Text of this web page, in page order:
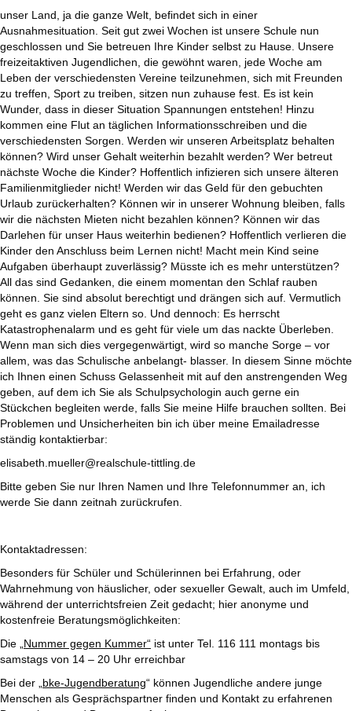
unser Land, ja die ganze Welt, befindet sich in einer
Ausnahmesituation. Seit gut zwei Wochen ist unsere Schule nun
geschlossen und Sie betreuen Ihre Kinder selbst zu Hause. Unsere
freizeitaktiven Jugendlichen, die gewöhnt waren, jede Woche am
Leben der verschiedensten Vereine teilzunehmen, sich mit Freunden
zu treffen, Sport zu treiben, sitzen nun zuhause fest. Es ist kein
Wunder, dass in dieser Situation Spannungen entstehen! Hinzu
kommen eine Flut an täglichen Informationsschreiben und die
verschiedensten Sorgen. Werden wir unseren Arbeitsplatz behalten
können? Wird unser Gehalt weiterhin bezahlt werden? Wer betreut
nächste Woche die Kinder? Hoffentlich infizieren sich unsere älteren
Familienmitglieder nicht! Werden wir das Geld für den gebuchten
Urlaub zurückerhalten? Können wir in unserer Wohnung bleiben, falls
wir die nächsten Mieten nicht bezahlen können? Können wir das
Darlehen für unser Haus weiterhin bedienen? Hoffentlich verlieren die
Kinder den Anschluss beim Lernen nicht! Macht mein Kind seine
Aufgaben überhaupt zuverlässig? Müsste ich es mehr unterstützen?
All das sind Gedanken, die einem momentan den Schlaf rauben
können. Sie sind absolut berechtigt und drängen sich auf. Vermutlich
geht es ganz vielen Eltern so. Und dennoch: Es herrscht
Katastrophenalarm und es geht für viele um das nackte Überleben.
Wenn man sich dies vergegenwärtigt, wird so manche Sorge – vor
allem, was das Schulische anbelangt- blasser. In diesem Sinne möchte
ich Ihnen einen Schuss Gelassenheit mit auf den anstrengenden Weg
geben, auf dem ich Sie als Schulpsychologin auch gerne ein
Stückchen begleiten werde, falls Sie meine Hilfe brauchen sollten. Bei
Problemen und Unsicherheiten bin ich über meine Emailadresse
ständig kontaktierbar:
elisabeth.mueller@realschule-tittling.de
Bitte geben Sie nur Ihren Namen und Ihre Telefonnummer an, ich
werde Sie dann zeitnah zurückrufen.
Kontaktadressen:
Besonders für Schüler und Schülerinnen bei Erfahrung, oder
Wahrnehmung von häuslicher, oder sexueller Gewalt, auch im Umfeld,
während der unterrichtsfreien Zeit gedacht; hier anonyme und
kostenfreie Beratungsmöglichkeiten:
Die „Nummer gegen Kummer“ ist unter Tel. 116 111 montags bis
samstags von 14 – 20 Uhr erreichbar
Bei der „bke-Jugendberatung“ können Jugendliche andere junge
Menschen als Gesprächspartner finden und Kontakt zu erfahrenen